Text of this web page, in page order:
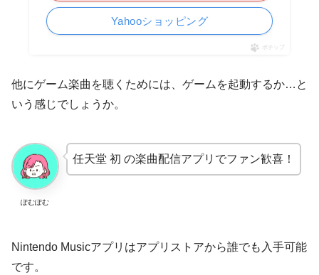
Yahooショッピング
ポチップ
他にゲーム楽曲を聴くためには、ゲームを起動するか…と
いう感じでしょうか。
ぽむぽむ
任天堂 初 の楽曲配信アプリでファン歓喜！
Nintendo Musicアプリはアプリストアから誰でも入手可能
です。